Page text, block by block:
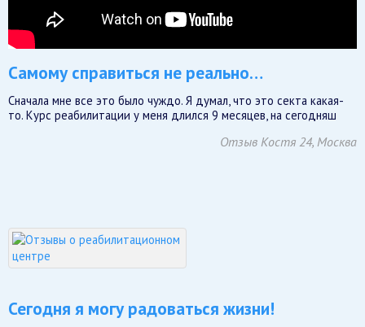
Самому справиться не реально…
Сначала мне все это было чуждо. Я думал, что это секта какая-
то. Курс реабилитации у меня длился 9 месяцев, на сегодняш
Отзыв Костя 24, Москва
Сегодня я могу радоваться жизни!